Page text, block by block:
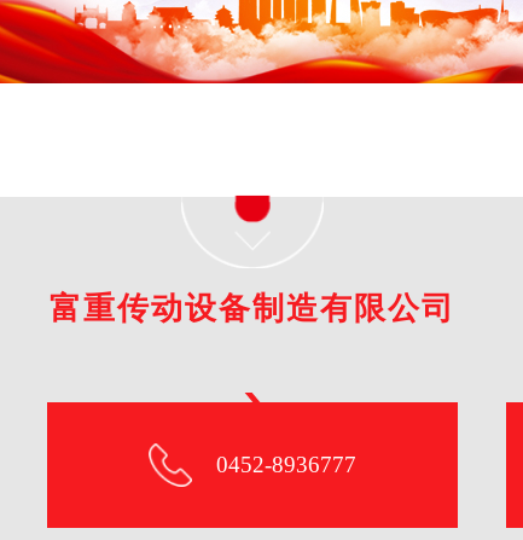
富重传动设备制造有限公司
0452-8936777